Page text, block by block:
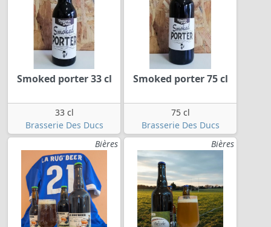
Smoked porter 33 cl
33 cl
Brasserie Des Ducs
Smoked porter 75 cl
75 cl
Brasserie Des Ducs
Bières
Bières